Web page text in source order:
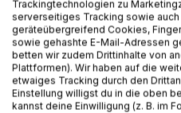
BESCHREIBUNG
Anneliese ist ein kleines
Trackingtechnologien zu
serverseitiges Tracking sowie
geräteübergreifend Cookies,
sowie gehashte E-Mail-Adressen
betten wir zudem Drittinhalte von
Plattformen). Wir haben auf die
etwaiges Tracking durch den
Einstellung willigst du in die oben
kannst deine Einwilligung (z. B. im